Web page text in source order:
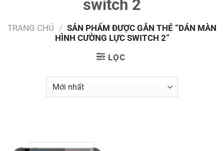
switch 2
TRANG CHỦ / SẢN PHẨM ĐƯỢC GẮN THẺ “DÁN MÀN
HÌNH CƯỜNG LỰC SWITCH 2”
LỌC